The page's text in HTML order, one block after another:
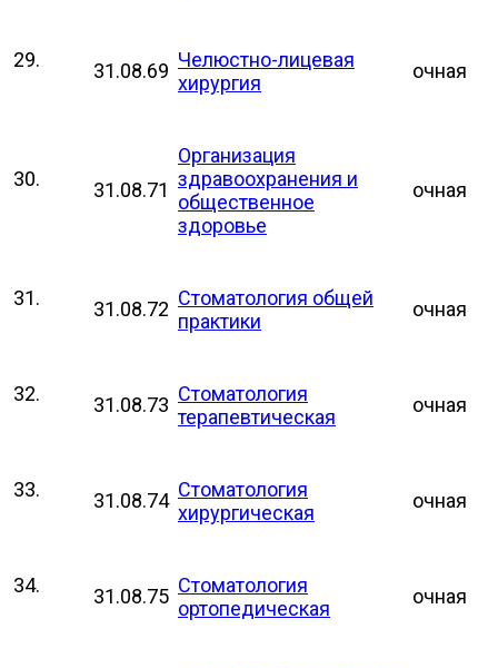
29. 31.08.69 Челюстно-лицевая
хирургия
очная
30. 31.08.71
Организация
здравоохранения и
общественное
здоровье
очная
31. 31.08.72 Стоматология общей
практики
очная
32. 31.08.73 Стоматология
терапевтическая
очная
33. 31.08.74 Стоматология
хирургическая
очная
34. 31.08.75 Стоматология
ортопедическая
очная